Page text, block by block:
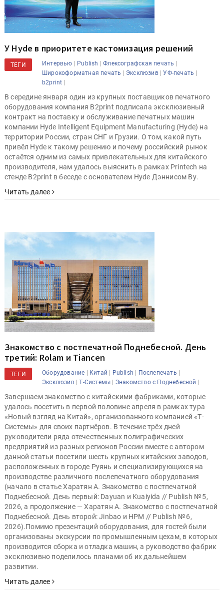
У Hyde в приоритете кастомизация решений
ТЕГИ Интервью | Publish |Флексографская печать |
Широкоформатная печать | Эксклюзив|УФ-печать |
b2print |
В середине января один из крупных поставщиков печатного
оборудования компания B2print подписала эксклюзивный
контракт на поставку и обслуживание печатных машин
компании Hyde Intelligent Equipment Manufacturing (Hyde) на
территории России, стран СНГ и Грузии. О том, какой путь
привёл Hyde к такому решению и почему российский рынок
остаётся одним из самых привлекательных для китайского
производителя, нам удалось выяснить в рамках Printech на
стенде B2print в беседе с основателем Hyde Дэннисом Ву.
Читать далее
Знакомство с постпечатной Поднебесной. День
третий: Rolam и Tiancen
ТЕГИ Оборудование | Китай | Publish | Послепечать |
Эксклюзив|Т-Системы | Знакомство с Поднебесной |
Завершаем знакомство с китайскими фабриками, которые
удалось посетить в первой половине апреля в рамках тура
«Новый взгляд на Китай», организованного компанией «Т-
Системы» для своих партнёров. В течение трёх дней
руководители ряда отечественных полиграфических
предприятий из разных регионов России вместе с автором
данной статьи посетили шесть крупных китайских заводов,
расположенных в городе Руянь и специализирующихся на
производстве различного послепечатного оборудования
(начало в статье Харатян А. Знакомство с постпечатной
Поднебесной. День первый: Dayuan и Kuaiyida // Publish № 5,
2026, а продолжение — Харатян А. Знакомство с постпечатной
Поднебесной. День второй: Jinbao и HPM // Publish № 6,
2026).Помимо презентаций оборудования, для гостей были
организованы экскурсии по промышленным цехам, в которых
производится сборка и отладка машин, а руководство фабрик
эксклюзивно поделилось планами об их дальнейшем
развитии.
Читать далее